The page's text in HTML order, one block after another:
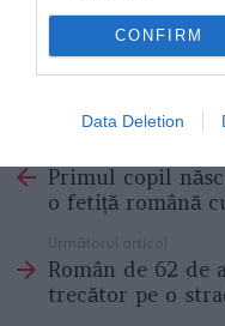
CONFIRM
Data Deletion
morePrimul copil
o fetiță română
Următorul articol
Român de 62 de
trecător pe o